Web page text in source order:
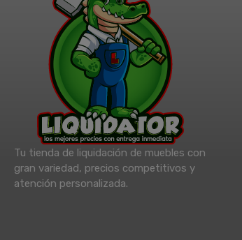
Tu tienda de liquidación de muebles con
gran variedad, precios competitivos y
atención personalizada.